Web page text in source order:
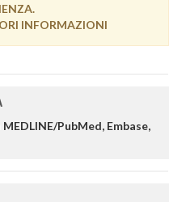
INFORMAZIONI
PubMed, Embase,